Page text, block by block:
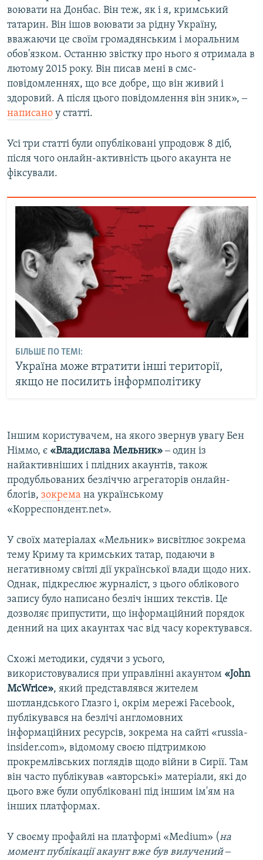
воювати на Донбас. Він теж, як і я, кримський
татарин. Він ішов воювати за рідну Україну,
вважаючи це своїм громадянським і моральним
обов'язком. Останню звістку про нього я отримала в
лютому 2015 року. Він писав мені в смс-
повідомленнях, що все добре, що він живий і
здоровий. А після цього повідомлення він зник», ‒
написано у статті.
Усі три статті були опубліковані упродовж 8 діб,
після чого онлайн-активність цього акаунта не
фіксували.
БІЛЬШЕ ПО ТЕМІ:
Україна може втратити інші території,
якщо не посилить інформполітику
Іншим користувачем, на якого звернув увагу Бен
Німмо, є «Владислава Мельник»‒ один із
найактивніших і плідних акаунтів, також
продубльованих безліччю агрегаторів онлайн-
блогів, зокрема на українському
«Корреспондент.net».
У своїх матеріалах «Мельник» висвітлює зокрема
тему Криму та кримських татар, подаючи в
негативному світлі дії української влади щодо них.
Однак, підкреслює журналіст, з цього облікового
запису було написано безліч інших текстів. Це
дозволяє припустити, що інформаційний порядок
денний на цих акаунтах час від часу коректувався.
Схожі методики, судячи з усього,
використовувалися при управлінні акаунтом «John
McWrice», який представлявся жителем
шотландського Глазго і, окрім мережі Facebook,
публікувався на безлічі англомовних
інформаційних ресурсів, зокрема на сайті «russia-
insider.com», відомому своєю підтримкою
прокремлівських поглядів щодо війни в Сирії. Там
він часто публікував «авторські» матеріали, які до
цього вже були опубліковані під іншим ім'ям на
інших платформах.
У своєму профайлі на платформі «Medium» (на
момент публікації акаунт вже був вилучений ‒